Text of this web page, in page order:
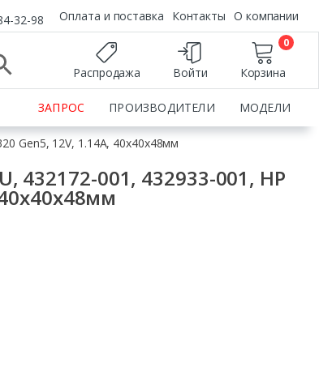
32-98 Оплата и поставка Контакты О компании
Распродажа Войти Корзина
0
ЗАПРОС ПРОИЗВОДИТЕЛИ МОДЕЛИ
Gen5, 12V, 1.14A, 40x40x48мм
432172-001, 432933-001, HP